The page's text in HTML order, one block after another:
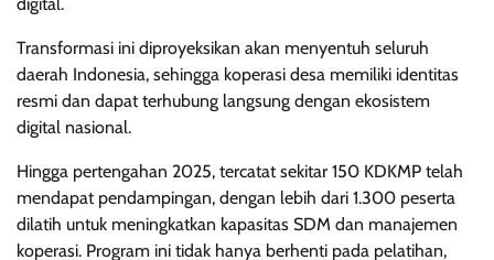
Transformasi ini diproyeksikan akan menyentuh seluruh
daerah Indonesia, sehingga koperasi desa memiliki identitas
resmi dan dapat terhubung langsung dengan ekosistem
digital nasional.
Hingga pertengahan 2025, tercatat sekitar 150 KDKMP telah
mendapat pendampingan, dengan lebih dari 1.300 peserta
dilatih untuk meningkatkan kapasitas SDM dan manajemen
koperasi. Program ini tidak hanya berhenti pada pelatihan,